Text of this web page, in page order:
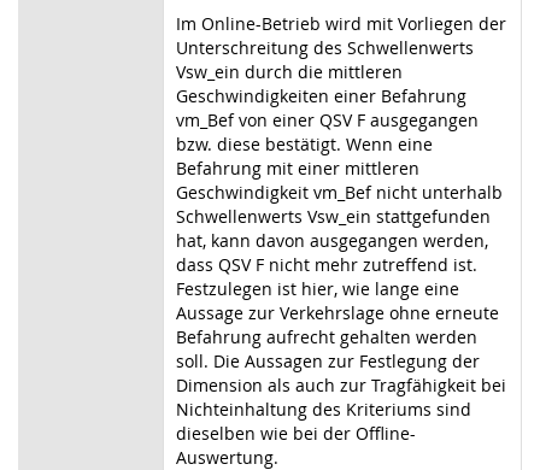
Im Online-Betrieb wird mit Vorliegen der
Unterschreitung des Schwellenwerts
Vsw_ein durch die mittleren
Geschwindigkeiten einer Befahrung
vm_Bef von einer QSV F ausgegangen
bzw. diese bestätigt. Wenn eine
Befahrung mit einer mittleren
Geschwindigkeit vm_Bef nicht unterhalb
Schwellenwerts Vsw_ein stattgefunden
hat, kann davon ausgegangen werden,
dass QSV F nicht mehr zutreffend ist.
Festzulegen ist hier, wie lange eine
Aussage zur Verkehrslage ohne erneute
Befahrung aufrecht gehalten werden
soll. Die Aussagen zur Festlegung der
Dimension als auch zur Tragfähigkeit bei
Nichteinhaltung des Kriteriums sind
dieselben wie bei der Offline-
Auswertung.